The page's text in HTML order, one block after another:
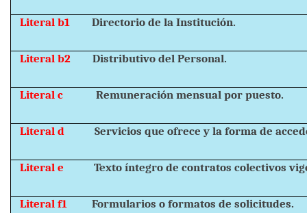
Literal b1 Directorio de la Institución.
Literal b2 Distributivo del Personal.
Literal c Remuneración mensual por puesto.
Literal d Servicios que ofrece y la forma de
Literal e Texto íntegro de contratos colectivos
Literal f1 Formularios o formatos de solicitudes.